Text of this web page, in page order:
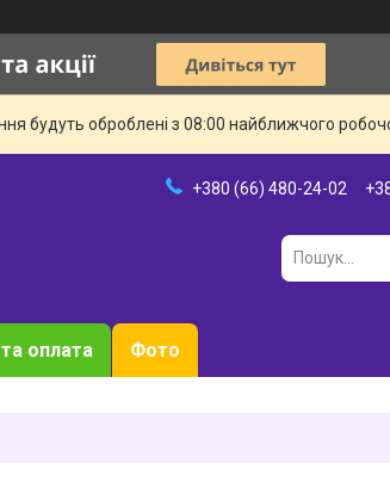
будуть оброблені з 08:00 найближчого
+380 (66) 480-24-02
оплата Фото